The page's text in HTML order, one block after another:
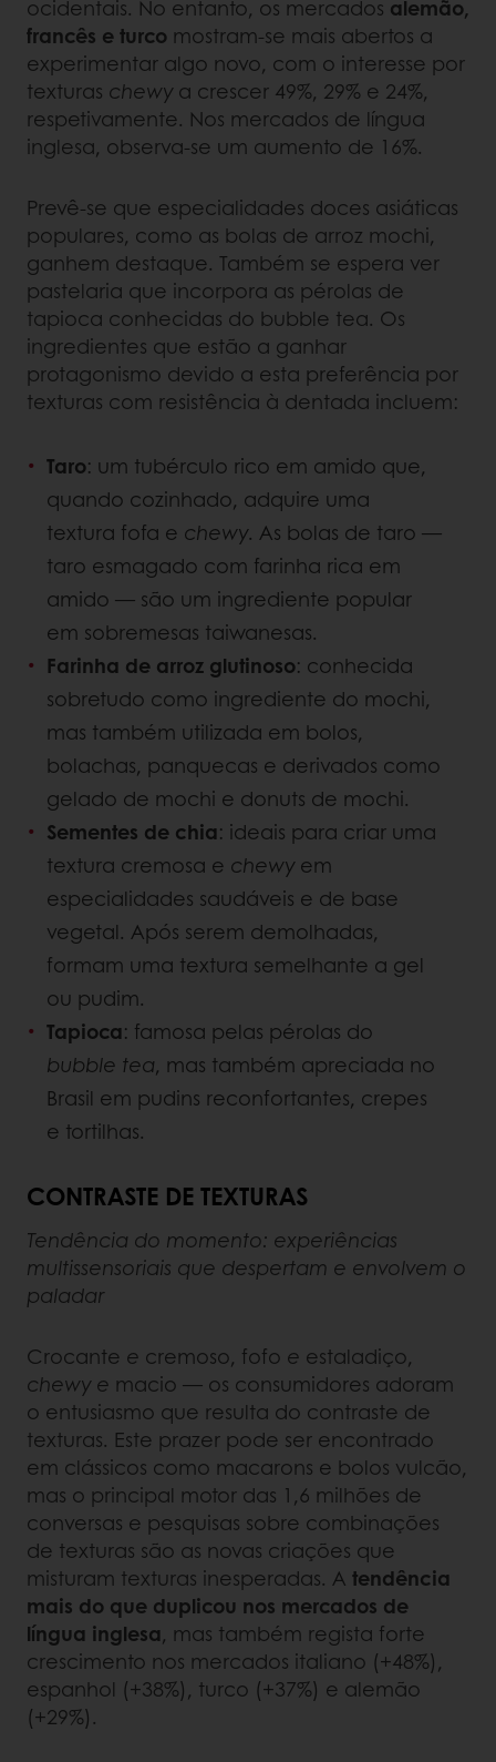
ocidentais. No entanto, os mercados alemão,
francês e turco mostram-se mais abertos a
experimentar algo novo, com o interesse por
texturas chewya crescer 49%, 29% e 24%,
respetivamente. Nos mercados de língua
inglesa, observa-se um aumento de 16%.
Prevê-se que especialidades doces asiáticas
populares, como as bolas de arroz mochi,
ganhem destaque. Também se espera ver
pastelaria que incorpora as pérolas de
tapioca conhecidas do bubble tea. Os
ingredientes que estão a ganhar
protagonismo devido a esta preferência por
texturas com resistência à dentada incluem:
Taro: um tubérculo rico em amido que,
quando cozinhado, adquire uma
textura fofa e chewy. As bolas de taro —
taro esmagado com farinha rica em
amido — são um ingrediente popular
em sobremesas taiwanesas.
Farinha de arroz glutinoso: conhecida
sobretudo como ingrediente do mochi,
mas também utilizada em bolos,
bolachas, panquecas e derivados como
gelado de mochi e donuts de mochi.
Sementes de chia: ideais para criar uma
textura cremosa e chewyem
especialidades saudáveis e de base
vegetal. Após serem demolhadas,
formam uma textura semelhante a gel
ou pudim.
Tapioca: famosa pelas pérolas do
bubble tea, mas também apreciada no
Brasil em pudins reconfortantes, crepes
e tortilhas.
CONTRASTE DE TEXTURAS
Tendência do momento: experiências
multissensoriais que despertam e envolvem o
paladar
Crocante e cremoso, fofo e estaladiço,
chewy e macio — os consumidores adoram
o entusiasmo que resulta do contraste de
texturas. Este prazer pode ser encontrado
em clássicos como macarons e bolos vulcão,
mas o principal motor das 1,6 milhões de
conversas e pesquisas sobre combinações
de texturas são as novas criações que
misturam texturas inesperadas. A tendência
mais do que duplicou nos mercados de
língua inglesa, mas também regista forte
crescimento nos mercados italiano (+48%),
espanhol (+38%), turco (+37%) e alemão
(+29%).